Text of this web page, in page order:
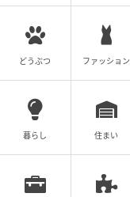
どうぶつ ファッション
暮らし 住まい